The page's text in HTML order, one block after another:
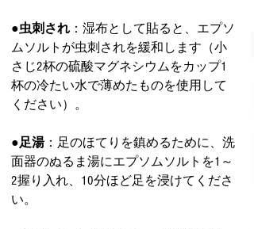
●虫刺され ：湿布として貼ると、エプソ
ムソルトが虫刺されを緩和します（小
さじ2杯の硫酸マグネシウムをカップ1
杯の冷たい水で薄めたものを使用して
ください）。
●足湯：足のほてりを鎮めるために、洗
面器のぬるま湯にエプソムソルトを1～
2握り入れ、10分ほど足を浸けてくださ
い。